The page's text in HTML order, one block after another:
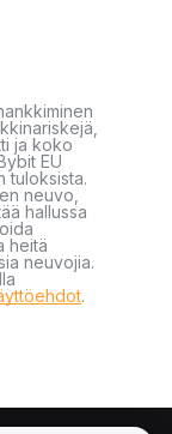
ja koko
EU
tuloksista.
neuvo,
hallussa
heitä
neuvojia.
.